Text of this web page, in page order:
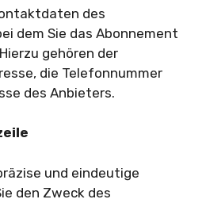
des
dem Sie das Abonnement
gehören der
die Telefonnummer
des Anbieters.
und eindeutige
den Zweck des